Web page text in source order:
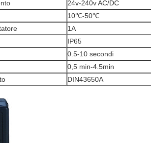
24v-240v AC/DC
10℃-50℃
1A
IP65
0.5-10 secondi
0,5 min-4.5min
DIN43650A